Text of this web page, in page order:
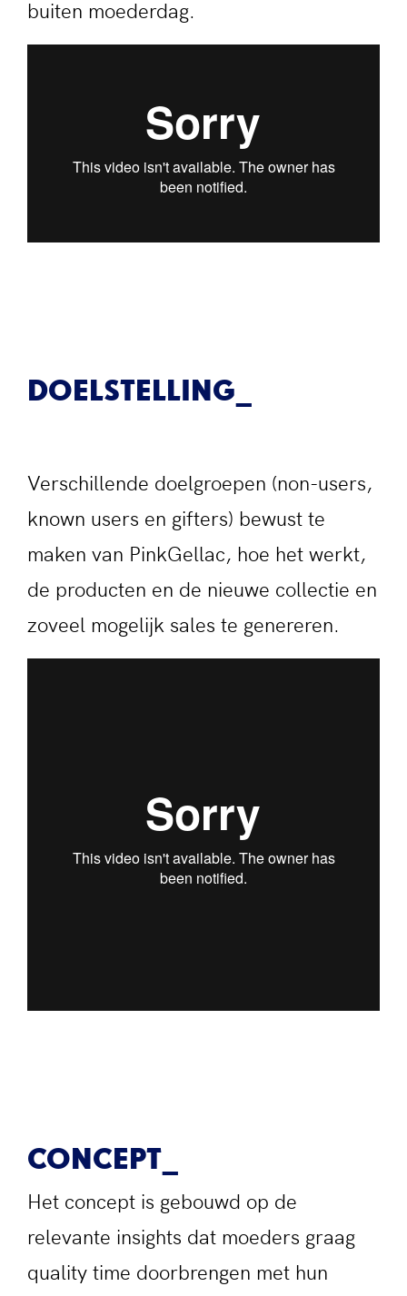
buiten moederdag.
DOELSTELLING
Verschillende doelgroepen (non-users,
known users en gifters) bewust te
maken van PinkGellac, hoe het werkt,
de producten en de nieuwe collectie en
zoveel mogelijk sales te genereren.
CONCEPT
Het concept is gebouwd op de
relevante insights dat moeders graag
quality time doorbrengen met hun